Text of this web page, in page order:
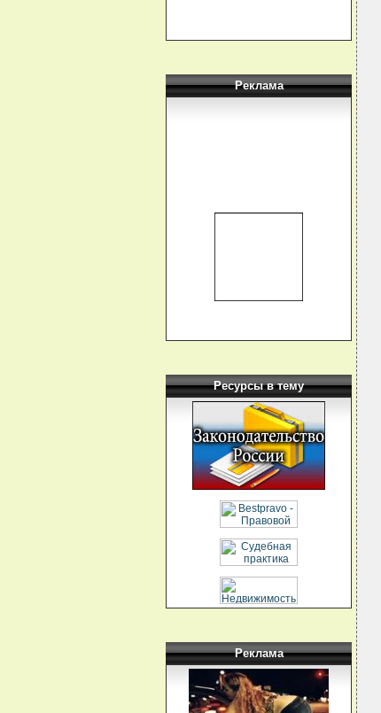
Реклама
Ресурсы в тему
Реклама